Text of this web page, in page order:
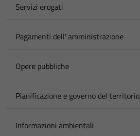
Servizi erogati
Pagamenti dell' amministrazione
Opere pubbliche
Pianificazione e governo del territorio
Informazioni ambientali